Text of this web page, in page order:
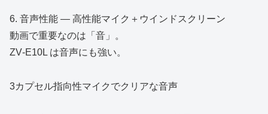
6. 音声性能 ― 高性能マイク＋ウインドスクリーン
動画で重要なのは「音」。
ZV‑E10L は音声にも強い。
3カプセル指向性マイクでクリアな音声